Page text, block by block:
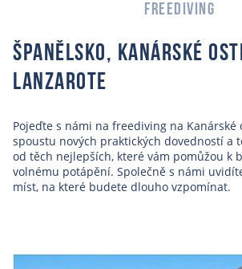
O mně
Freediving
Španělsko, Kanárské
Lanzarote
Pojeďte s námi na freediving na Kanárské
spoustu nových praktických dovedností a
od těch nejlepších, které vám pomůžou k
volnému potápění. Společně s námi
míst, na které budete dlouho vzpomínat.